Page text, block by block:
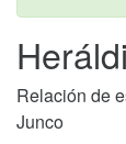
Relación de
Junco